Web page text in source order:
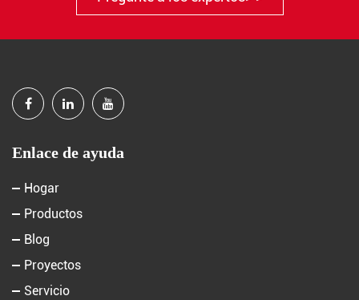
Enlace de ayuda
Hogar
Productos
Blog
Proyectos
Servicio